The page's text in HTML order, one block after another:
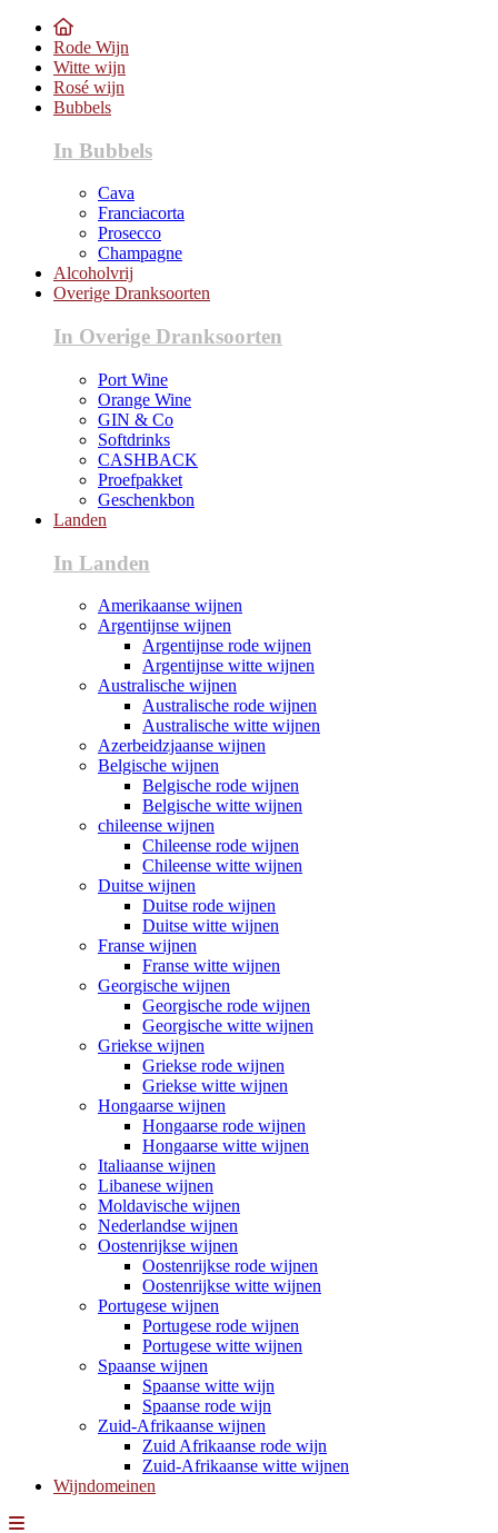
Rode Wijn
Witte wijn
Rosé wijn
Bubbels
In Bubbels
Cava
Franciacorta
Prosecco
Champagne
Alcoholvrij
Overige Dranksoorten
In Overige Dranksoorten
Port Wine
Orange Wine
GIN & Co
Softdrinks
CASHBACK
Proefpakket
Geschenkbon
Landen
In Landen
Amerikaanse wijnen
Argentijnse wijnen
Argentijnse rode wijnen
Argentijnse witte wijnen
Australische wijnen
Australische rode wijnen
Australische witte wijnen
Azerbeidzjaanse wijnen
Belgische wijnen
Belgische rode wijnen
Belgische witte wijnen
chileense wijnen
Chileense rode wijnen
Chileense witte wijnen
Duitse wijnen
Duitse rode wijnen
Duitse witte wijnen
Franse wijnen
Franse witte wijnen
Georgische wijnen
Georgische rode wijnen
Georgische witte wijnen
Griekse wijnen
Griekse rode wijnen
Griekse witte wijnen
Hongaarse wijnen
Hongaarse rode wijnen
Hongaarse witte wijnen
Italiaanse wijnen
Libanese wijnen
Moldavische wijnen
Nederlandse wijnen
Oostenrijkse wijnen
Oostenrijkse rode wijnen
Oostenrijkse witte wijnen
Portugese wijnen
Portugese rode wijnen
Portugese witte wijnen
Spaanse wijnen
Spaanse witte wijn
Spaanse rode wijn
Zuid-Afrikaanse wijnen
Zuid Afrikaanse rode wijn
Zuid-Afrikaanse witte wijnen
Wijndomeinen